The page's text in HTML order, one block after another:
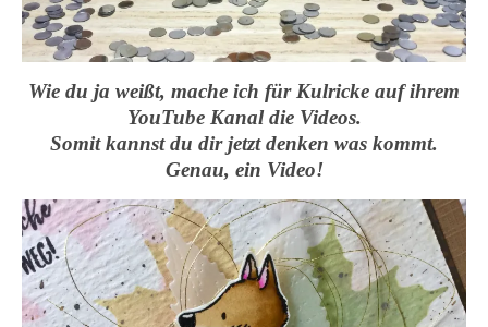
Wie du ja weißt, mache ich für Kulricke auf ihrem
YouTube Kanal die Videos.
Somit kannst du dir jetzt denken was kommt.
Genau, ein Video!